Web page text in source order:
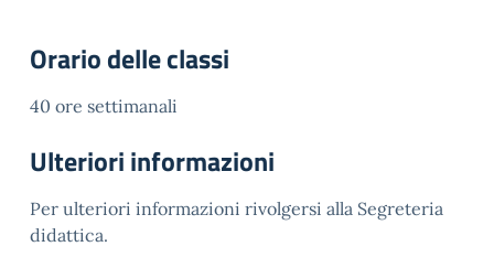
Orario delle classi
40 ore settimanali
Ulteriori informazioni
Per ulteriori informazioni rivolgersi alla Segreteria
didattica.